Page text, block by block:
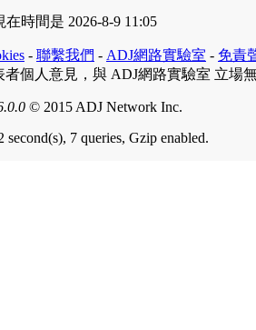
時間是 2026-8-9 11:05
- 聯繫我們 - ADJ網路實驗室 - 免責
個人意見，與 ADJ網路實驗室 立場
© 2015 ADJ Network Inc.
second(s), 7 queries, Gzip enabled.